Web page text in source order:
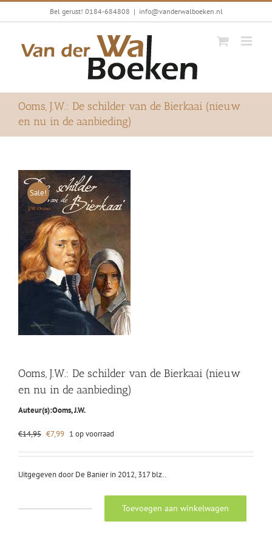
Ga
Bel gerust! 0184-684808 | info@vanderwalboeken.nl
Ooms, J.W.: De schilder van de Bierkaai (nieuw
en nu in de aanbieding)
Sale!
Ooms, J.W.: De schilder van de Bierkaai (nieuw
en nu in de aanbieding)
Auteur(s):Ooms, J.W.
€14,95 Oorspronkelijke
was:
€7,99Huidige
is:
1 op voorraad
Uitgegeven door De Banier in 2012, 317 blz..
Toevoegen aan winkelwagen